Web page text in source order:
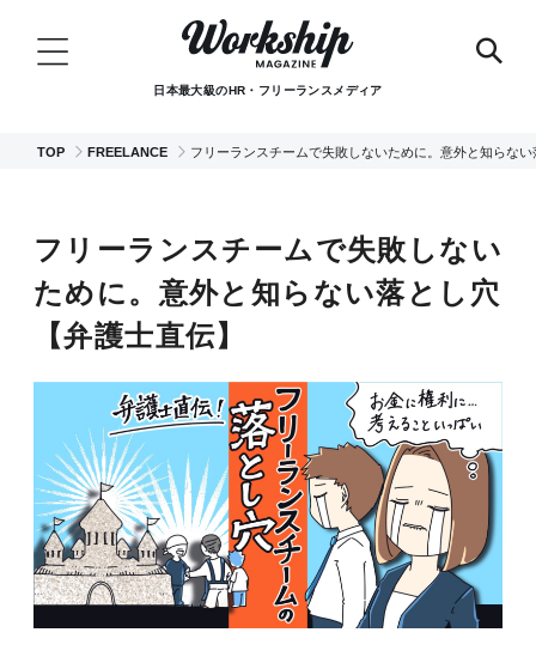
日本最大級のHR・フリーランスメディア
TOP FREELANCE フリーランスチームで失敗しないために。意外と知らな
フリーランスチームで失敗しない
ために。意外と知らない落とし穴
【弁護士直伝】